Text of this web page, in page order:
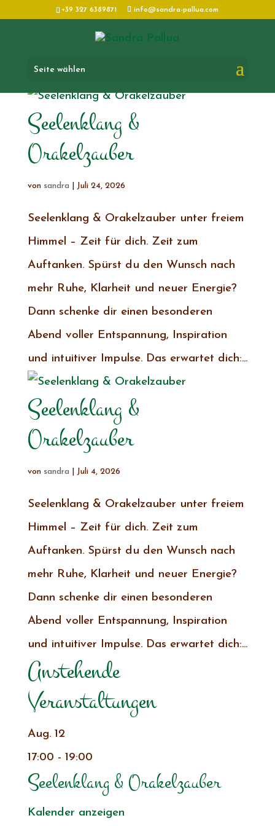
+39 327 6389871 info@sandra-pallua.com
Seite wählen
Seelenklang &
Orakelzauber
von sandra Juli 24, 2026
Seelenklang & Orakelzauber unter freiem
Himmel – Zeit für dich. Zeit zum
Auftanken. Spürst du den Wunsch nach
mehr Ruhe, Klarheit und neuer Energie?
Dann schenke dir einen besonderen
Abend voller Entspannung, Inspiration
und intuitiver Impulse. Das erwartet dich:...
Seelenklang &
Orakelzauber
von sandra Juli 4, 2026
Seelenklang & Orakelzauber unter freiem
Himmel – Zeit für dich. Zeit zum
Auftanken. Spürst du den Wunsch nach
mehr Ruhe, Klarheit und neuer Energie?
Dann schenke dir einen besonderen
Abend voller Entspannung, Inspiration
und intuitiver Impulse. Das erwartet dich:...
Anstehende
Veranstaltungen
Aug. 12
17:00 - 19:00
Seelenklang & Orakelzauber
Kalender anzeigen